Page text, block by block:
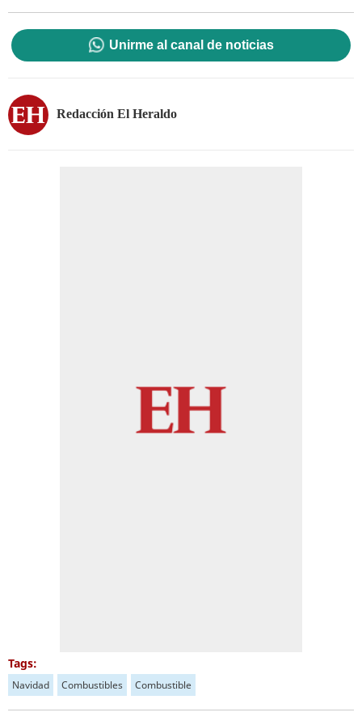
Unirme al canal de noticias
Redacción El Heraldo
Tags:
Navidad Combustibles Combustible